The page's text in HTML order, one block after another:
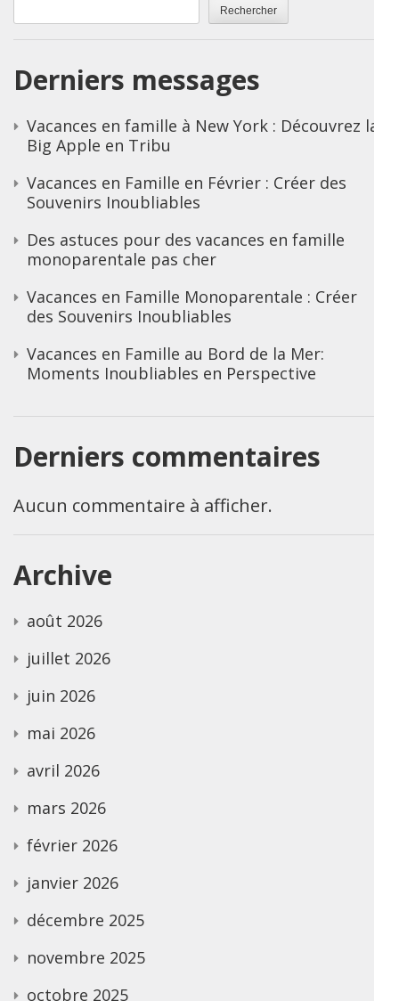
Rechercher
Derniers messages
Vacances en famille à New York : Découvrez la
Big Apple en Tribu
Vacances en Famille en Février : Créer des
Souvenirs Inoubliables
Des astuces pour des vacances en famille
monoparentale pas cher
Vacances en Famille Monoparentale : Créer
des Souvenirs Inoubliables
Vacances en Famille au Bord de la Mer:
Moments Inoubliables en Perspective
Derniers commentaires
Aucun commentaire à afficher.
Archive
août 2026
juillet 2026
juin 2026
mai 2026
avril 2026
mars 2026
février 2026
janvier 2026
décembre 2025
novembre 2025
octobre 2025